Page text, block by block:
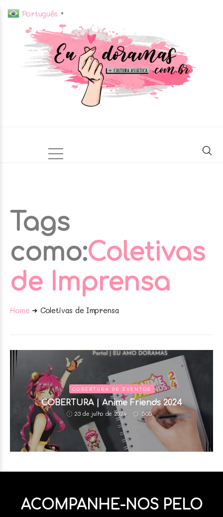
Tags
como:Coletivas
de Imprensa
Home Coletivas de Imprensa
COBERTURA DE EVENTOS
COBERTURA | Anime Friends 2024
23 de julho de 2024 505
ACOMPANHE-NOS PELO
Português ▼